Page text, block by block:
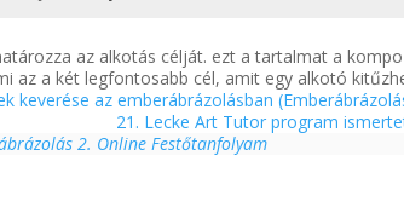
az alkotás célját. ezt a tartalmat a
az a két legfontosabb cél, amit egy alkotó
keverése az emberábrázolásban
21. Lecke Art Tutor program
2. Online Festőtanfolyam